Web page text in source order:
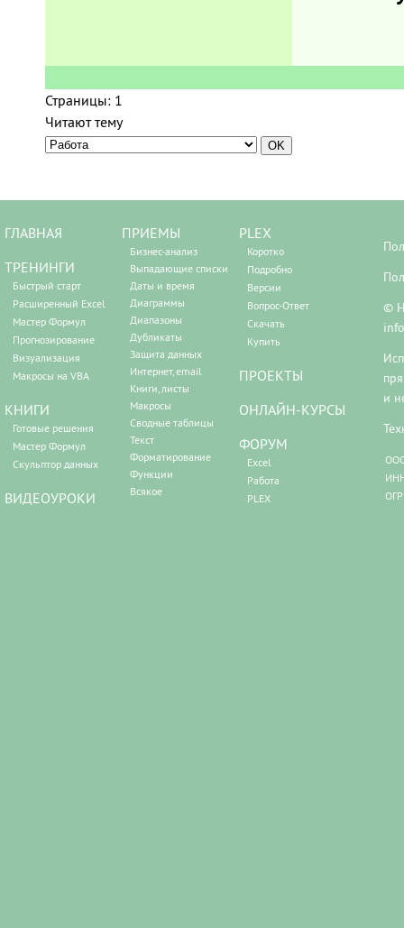
Страницы: 1
Читают тему
ГЛАВНАЯ
ТРЕНИНГИ
Быстрый старт
Расширенный Excel
Мастер Формул
Прогнозирование
Визуализация
Макросы на VBA
КНИГИ
Готовые решения
Мастер Формул
Скульптор данных
ВИДЕОУРОКИ
ПРИЕМЫ
Бизнес-анализ
Выпадающие списки
Даты и время
Диаграммы
Диапазоны
Дубликаты
Защита данных
Интернет, email
Книги, листы
Макросы
Сводные таблицы
Текст
Форматирование
Функции
Всякое
PLEX
Коротко
Подробно
Версии
Вопрос-Ответ
Скачать
Купить
ПРОЕКТЫ
ОНЛАЙН-КУРСЫ
ФОРУМ
Excel
Работа
PLEX
©
и